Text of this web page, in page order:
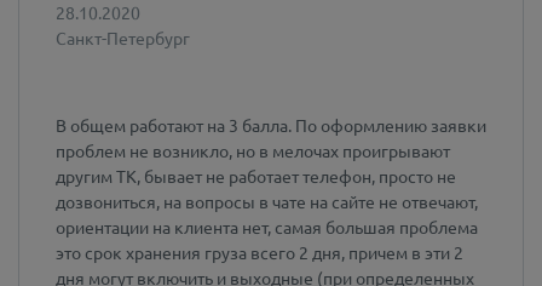
28.10.2020
Санкт-Петербург
В общем работают на 3 балла. По оформлению заявки
проблем не возникло, но в мелочах проигрывают
другим ТК, бывает не работает телефон, просто не
дозвониться, на вопросы в чате на сайте не отвечают,
ориентации на клиента нет, самая большая проблема
это срок хранения груза всего 2 дня, причем в эти 2
дня могут включить и выходные (при определенных